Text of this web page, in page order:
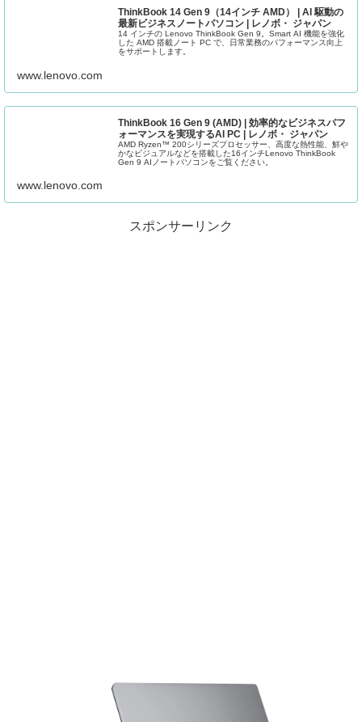
ThinkBook 14 Gen 9（14インチ AMD） | AI 駆動の
最新ビジネスノートパソコン | レノボ・ ジャパン
14 インチの Lenovo ThinkBook Gen 9。Smart AI 機能を強化
した AMD 搭載ノート PC で、日常業務のパフォーマンス向上
をサポートします。
www.lenovo.com
ThinkBook 16 Gen 9 (AMD) | 効率的なビジネスパフ
ォーマンスを実現するAI PC | レノボ・ ジャパン
AMD Ryzen™ 200シリーズプロセッサー、高度な熱性能、鮮や
かなビジュアルなどを搭載した16インチLenovo ThinkBook
Gen 9 AIノートパソコンをご覧ください。
www.lenovo.com
スポンサーリンク